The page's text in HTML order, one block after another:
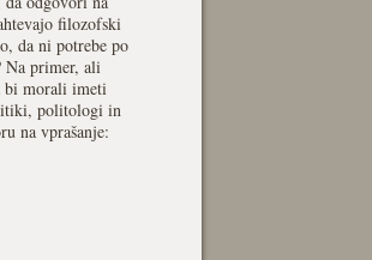
filozofski
da ni potrebe po
primer, ali
morali imeti
politologi in
na vprašanje: